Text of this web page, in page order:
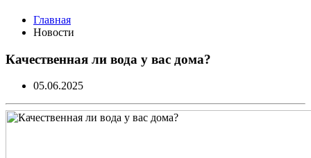
Главная
Новости
Качественная ли вода у вас дома?
05.06.2025